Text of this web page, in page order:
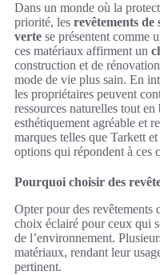
Dans un monde où la
priorité, les revêtements de
verte se présentent comme
ces matériaux affirment un
construction et de
mode de vie plus sain. En
les propriétaires peuvent
ressources naturelles tout
esthétiquement agréable et
marques telles que Tarkett
options qui répondent à ces
Pourquoi choisir des
Opter pour des revêtements
choix éclairé pour ceux qui
de l’environnement.
matériaux, rendant leur
pertinent.